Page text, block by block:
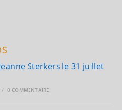
Sterkers le 31 juillet
/ 0 COMMENTAIRE